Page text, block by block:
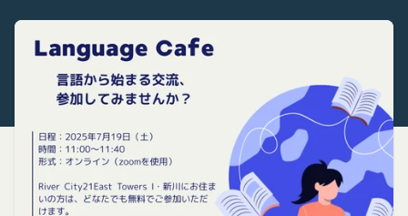
プライバシーポリシー
利用規約
Amazonギフト券